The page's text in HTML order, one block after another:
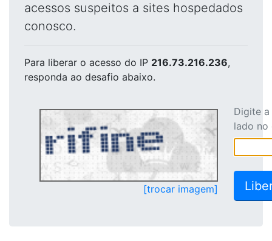
acessos suspeitos a sites hospedados
conosco.
Para liberar o acesso do IP 216.73.216.236,
responda ao desafio abaixo.
[trocar imagem]
Digite
lado no